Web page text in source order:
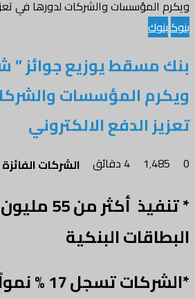
ويكرم المؤسسات والشركات لدورها في
بنوكبنوك
بنك مسقط يوزيع جوائز ”
ويكرم المؤسسات
تعزيز الدفع الالكتروني
0 4 دقائق الشركات الفائزة
* تنفيذ
البطاقات البنكية
*الشركات